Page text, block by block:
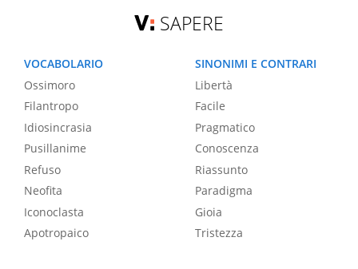
SAPERE
VOCABOLARIO
Ossimoro
Filantropo
Idiosincrasia
Pusillanime
Refuso
Neofita
Iconoclasta
Apotropaico
SINONIMI E CONTRARI
Libertà
Facile
Pragmatico
Conoscenza
Riassunto
Paradigma
Gioia
Tristezza